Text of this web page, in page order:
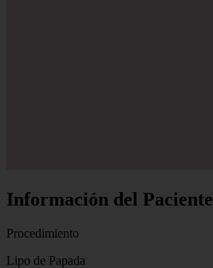
Información del Paciente
Procedimiento
Lipo de Papada